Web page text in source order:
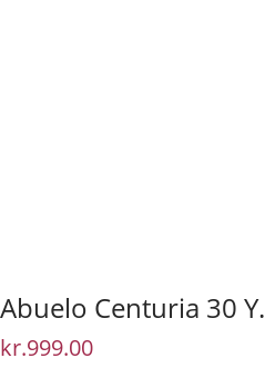
Abuelo Centuria 30
kr.999.00